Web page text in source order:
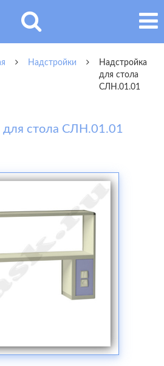
Надстройки
Надстройка
для стола
СЛН.01.01
для стола СЛН.01.01